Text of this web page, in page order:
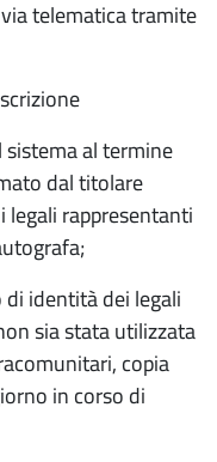
telematica tramite
al termine
dal titolare
legali rappresentanti
identità dei legali
sia stata utilizzata
copia
in corso di